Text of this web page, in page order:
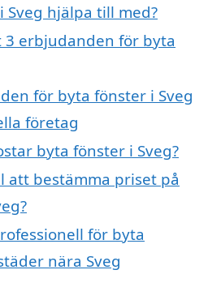
Sveg hjälpa till med?
3 erbjudanden för byta
för byta fönster i Sveg
företag
byta fönster i Sveg?
att bestämma priset på
för byta
nära Sveg